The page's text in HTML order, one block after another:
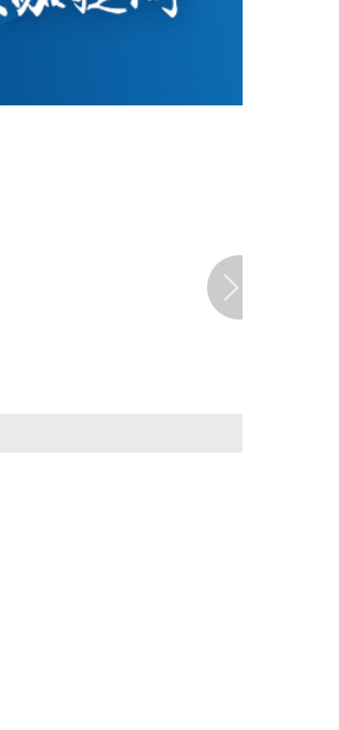
南云锋基金中心（有限合
器销售等。据其官网，铌奥光
制器芯片及相关光互连器件的
联合会发布的2026年上半年
显示，扩内需、稳增长、促转
线的重大工程陆续开工建设，
场需求。机械工业有望继续保